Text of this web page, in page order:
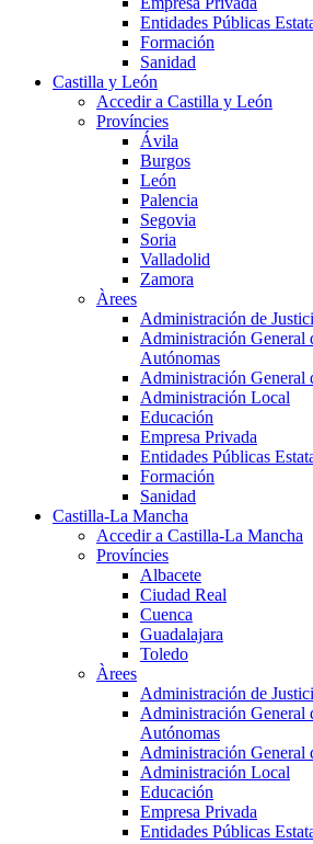
Entidades Públicas
Formación
Sanidad
Castilla y León
Accedir a Castilla y León
Províncies
Ávila
Burgos
León
Palencia
Segovia
Soria
Valladolid
Zamora
Àrees
Administración de
Administración General
Autónomas
Administración General
Administración Local
Educación
Empresa Privada
Entidades Públicas
Formación
Sanidad
Castilla-La Mancha
Accedir a Castilla-La Mancha
Províncies
Albacete
Ciudad Real
Cuenca
Guadalajara
Toledo
Àrees
Administración de
Administración General
Autónomas
Administración General
Administración Local
Educación
Empresa Privada
Entidades Públicas